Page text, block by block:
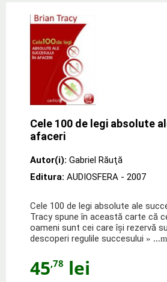
Cele 100 de legi absolute
afaceri
Autor(i): Gabriel Răuţă
Editura: AUDIOSFERA - 2007
Cele 100 de legi absolute ale
Tracy spune în această carte că
oameni sunt cei care îşi rezervă
descoperi regulile succesului »
45,78 lei